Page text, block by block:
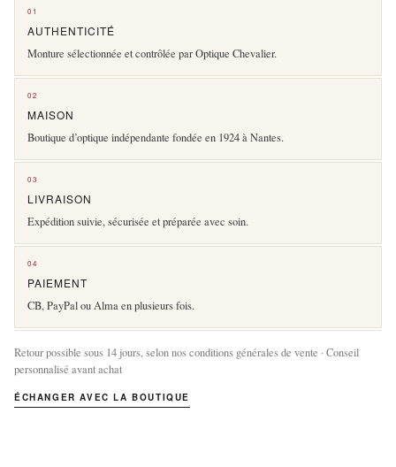
01
AUTHENTICITÉ
Monture sélectionnée et contrôlée par Optique Chevalier.
02
MAISON
Boutique d’optique indépendante fondée en 1924 à Nantes.
03
LIVRAISON
Expédition suivie, sécurisée et préparée avec soin.
04
PAIEMENT
CB, PayPal ou Alma en plusieurs fois.
Retour possible sous 14 jours, selon nos conditions générales de vente · Conseil
personnalisé avant achat
ÉCHANGER AVEC LA BOUTIQUE